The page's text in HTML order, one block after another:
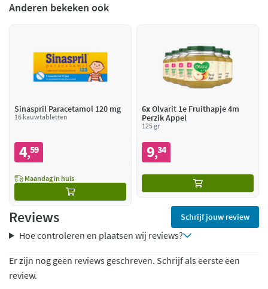
Anderen bekeken ook
Sinaspril Paracetamol 120 mg
16 kauwtabletten
4,59
Maandag in huis
6xOlvarit 1e Fruithapje 4m
Perzik Appel
125 gr
9,34
Reviews Schrijf jouw review
Hoe controleren en plaatsen wij reviews?
Er zijn nog geen reviews geschreven. Schrijf als eerste een
review.